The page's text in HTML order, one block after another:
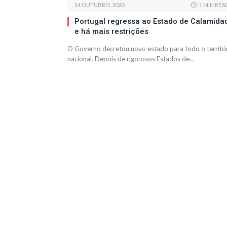
14 OUTUBRO, 2020 1 MIN
Portugal regressa ao Estado de
e há mais restrições
O Governo decretou novo estado para todo o
nacional. Depois de rigorosos Estados de…